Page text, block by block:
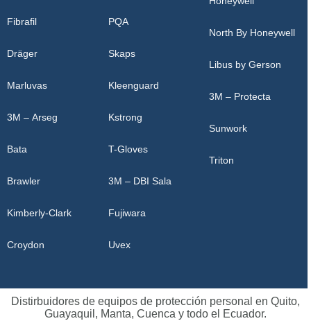
Fibrafil
Dräger
Marluvas
3M – Arseg
Bata
Brawler
Kimberly-Clark
Croydon
PQA
Skaps
Kleenguard
Kstrong
T-Gloves
3M – DBI Sala
Fujiwara
Uvex
North By Honeywell
Libus by Gerson
3M – Protecta
Sunwork
Triton
Distirbuidores de equipos de protección personal en Quito,
Guayaquil, Manta, Cuenca y todo el Ecuador.